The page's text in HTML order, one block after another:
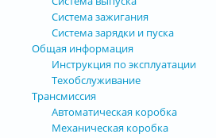
Система зажигания
Система зарядки и пуска
Общая информация
Инструкция по эксплуатации
Техобслуживание
Трансмиссия
Автоматическая коробка
Механическая коробка